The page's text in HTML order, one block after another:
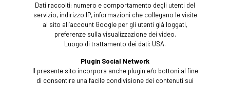
Dati raccolti: numero e comportamento degli utenti del
servizio, indirizzo IP, informazioni che collegano le visite
al sito all’account Google per gli utenti già loggati,
preferenze sulla visualizzazione dei video.
Luogo di trattamento dei dati: USA.
Plugin Social Network
Il presente sito incorpora anche plugin e/o bottoni al fine
di consentire una facile condivisione dei contenuti sui